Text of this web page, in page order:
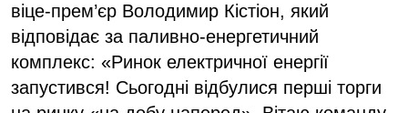
віце-прем’єр Володимир Кістіон, який
відповідає за паливно-енергетичний
комплекс: «Ринок електричної енергії
запустився! Сьогодні відбулися перші торги